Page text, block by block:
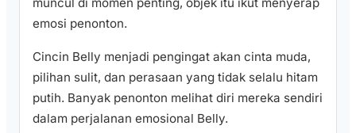
muncul di momen penting, objek itu ikut menyerap
emosi penonton.
Cincin Belly menjadi pengingat akan cinta muda,
pilihan sulit, dan perasaan yang tidak selalu hitam
putih. Banyak penonton melihat diri mereka sendiri
dalam perjalanan emosional Belly.